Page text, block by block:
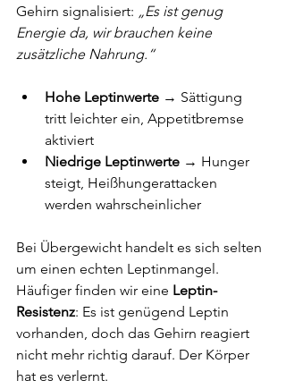
Gehirn signalisiert: „Es ist genug
Energie da, wir brauchen keine
zusätzliche Nahrung.“
Hohe Leptinwerte → Sättigung
tritt leichter ein, Appetitbremse
aktiviert
Niedrige Leptinwerte → Hunger
steigt, Heißhungerattacken
werden wahrscheinlicher
Bei Übergewicht handelt es sich selten
um einen echten Leptinmangel.
Häufiger finden wir eine Leptin-
Resistenz: Es ist genügend Leptin
vorhanden, doch das Gehirn reagiert
nicht mehr richtig darauf. Der Körper
hat es verlernt.